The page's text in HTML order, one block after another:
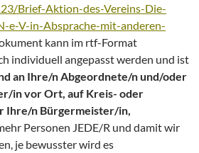
Brief-Aktion-des-Vereins-Die-
e-V-in-Absprache-mit-anderen-
kann im rtf-Format
individuell angepasst werden und ist
an Ihre/n Abgeordnete/n und/oder
in vor Ort, auf Kreis- oder
Ihre/n Bürgermeister/in,
Personen JEDE/R und damit wir
je bewusster wird es